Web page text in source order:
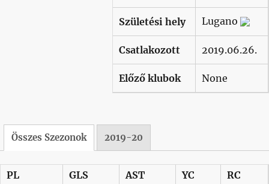
Születési hely Lugano
Csatlakozott 2019.06.26.
Előző klubok None
Összes Szezonok 2019-20
PL GLS AST YC
RC